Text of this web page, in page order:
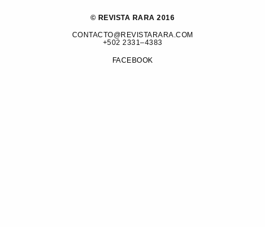
© REVISTA RARA 2016
CONTACTO@REVISTARARA.COM
+502 2331–4383
FACEBOOK